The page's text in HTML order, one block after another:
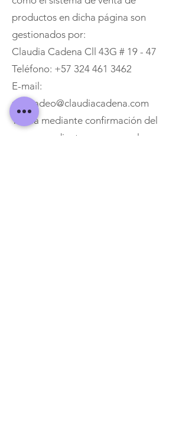
productos en dicha página son
gestionados por:
Claudia Cadena Cll 43G # 19 - 47
Teléfono: +57 324 461 3462
E-mail:
mercadeo@claudiacadena.com
Ya sea mediante confirmación del
correspondiente campo en el proceso